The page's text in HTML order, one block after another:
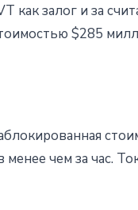
как залог и за
$285
чем за час.